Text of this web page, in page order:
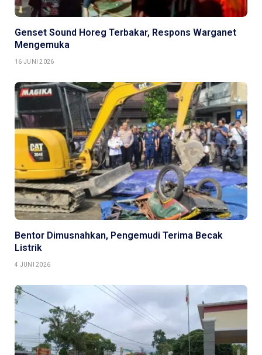
Genset Sound Horeg Terbakar, Respons Warganet
Mengemuka
16 JUNI 2026
Bentor Dimusnahkan, Pengemudi Terima Becak
Listrik
4 JUNI 2026